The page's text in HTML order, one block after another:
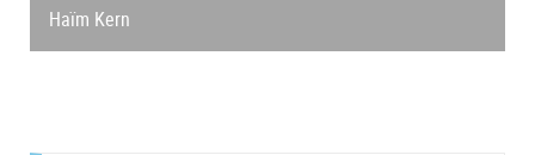
Haïm Kern